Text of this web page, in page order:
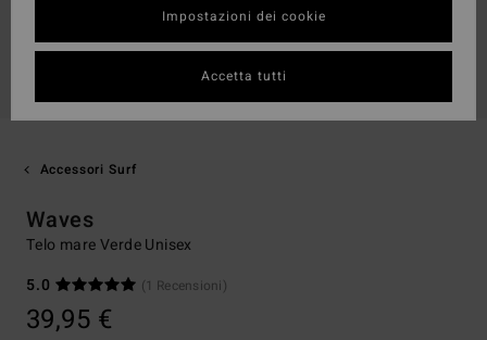
Accessori Surf
Waves
Telo mare Verde Unisex
5.0
(1 Recensioni)
39,95 €
Impostazioni dei cookie
Accetta tutti